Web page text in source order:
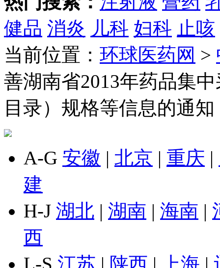
健品 消炎 儿科 妇科 止咳
当前位置： 环球医药网 >
善湖南省2013年药品集
目录）规格等信息的通知
A-G 安徽 | 北京 | 重庆 |
建
H-J 湖北 | 湖南 | 海南 |
西